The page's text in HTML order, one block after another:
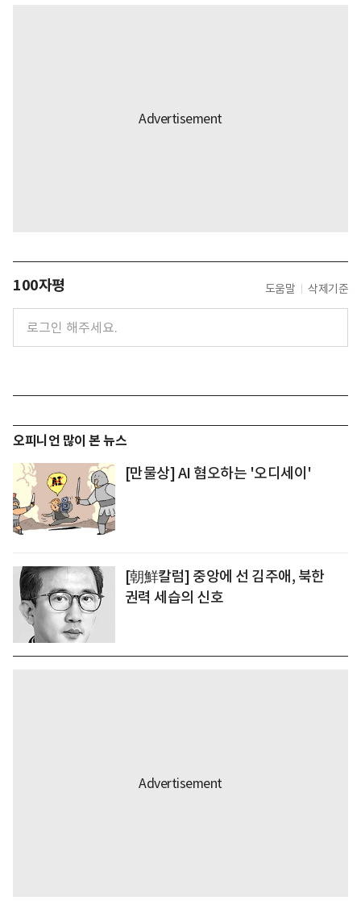
100자평 도움말 삭제기준
오피니언 많이 본 뉴스
[만물상] AI 혐오하는 '오디세이'
[朝鮮칼럼] 중앙에 선 김주애, 북한
권력 세습의 신호